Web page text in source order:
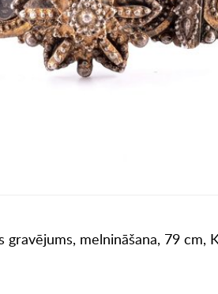
gravējums, melnināšana, 79